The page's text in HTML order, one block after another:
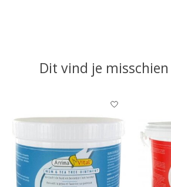
Dit vind je
Items van productcarrousel